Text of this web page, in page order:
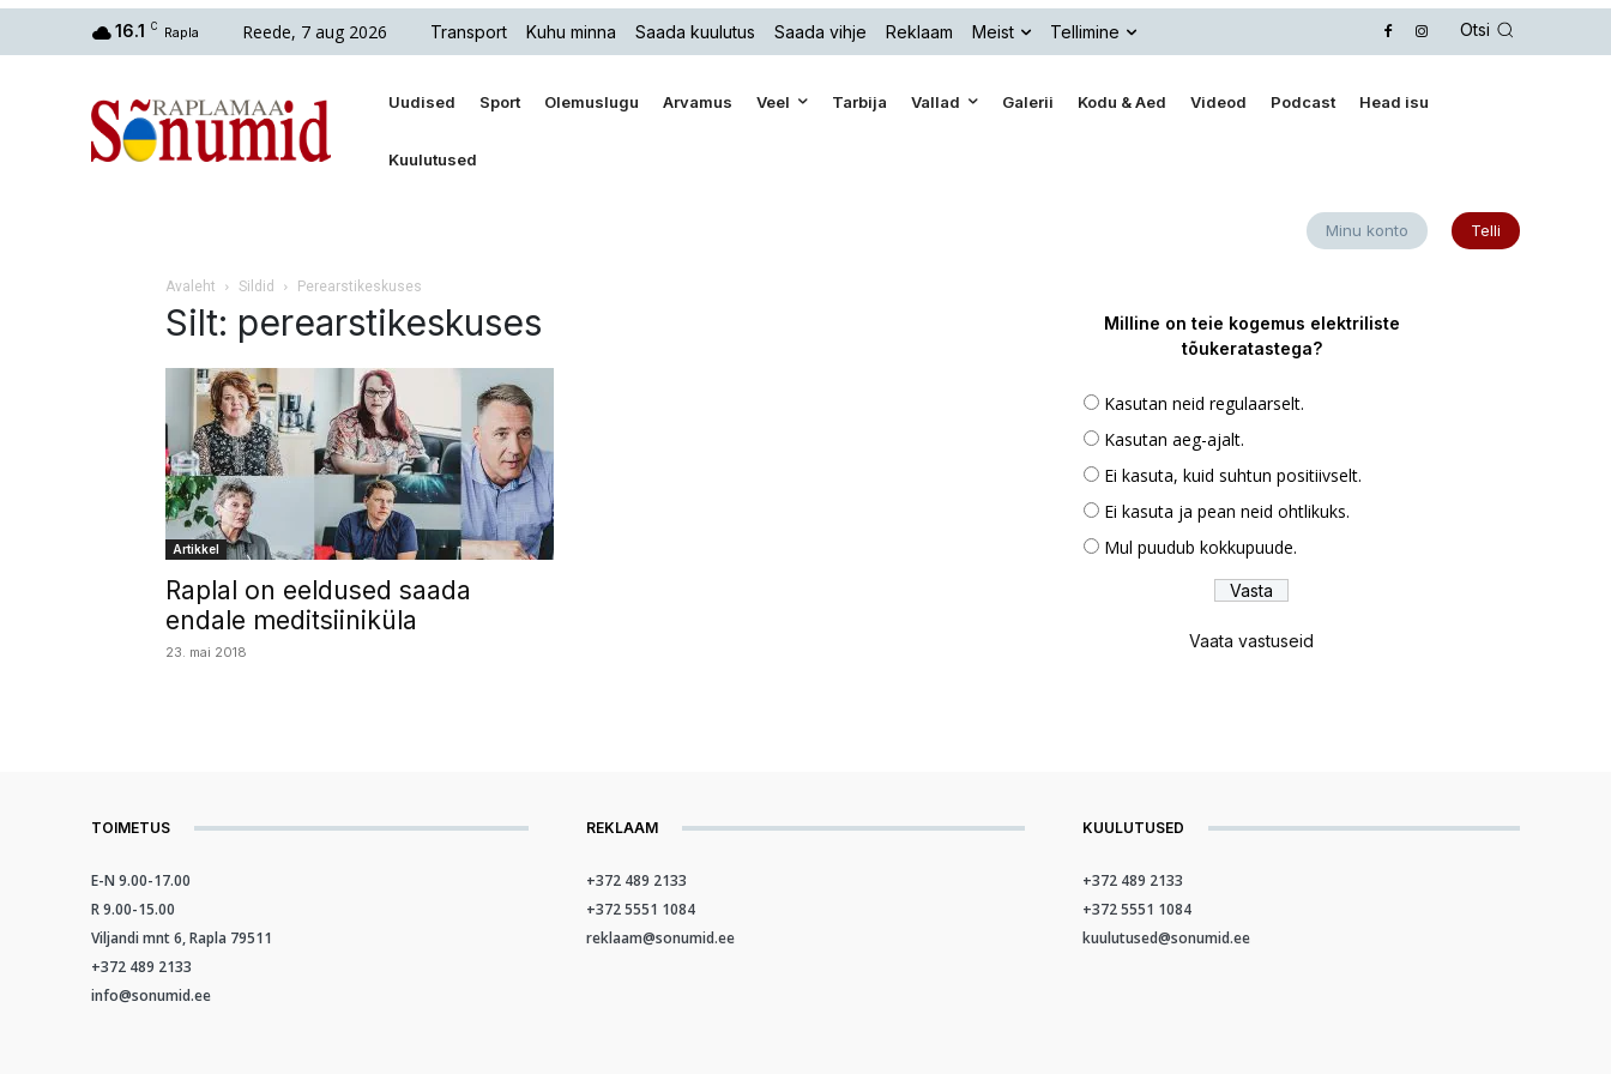
16.1 C Rapla Reede, 7 aug 2026 Transport Kuhu minna Saada kuulutus Saada vihje Reklaam Meist Tellimine Otsi
Uudised Sport Olemuslugu Arvamus Veel Tarbija Vallad Galerii Kodu & Aed Videod Podcast Head isu
Kuulutused
Minu konto Telli
Avaleht Sildid Perearstikeskuses
Silt: perearstikeskuses
Artikkel
Raplal on eeldused saada
endale meditsiiniküla
23. mai 2018
Milline on teie kogemus elektriliste
tõukeratastega?
Kasutan neid regulaarselt.
Kasutan aeg-ajalt.
Ei kasuta, kuid suhtun positiivselt.
Ei kasuta ja pean neid ohtlikuks.
Mul puudub kokkupuude.
Vaata vastuseid
TOIMETUS
E-N 9.00-17.00
R 9.00-15.00
Viljandi mnt 6, Rapla 79511
+372 489 2133
info@sonumid.ee
REKLAAM
+372 489 2133
+372 5551 1084
reklaam@sonumid.ee
KUULUTUSED
+372 489 2133
+372 5551 1084
kuulutused@sonumid.ee